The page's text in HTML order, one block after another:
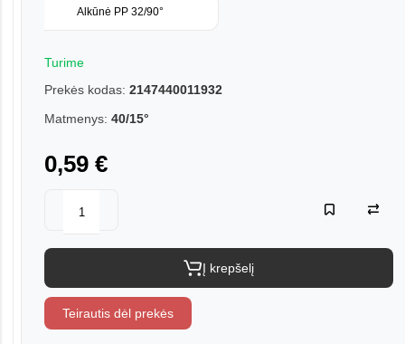
Alkūnė PP 32/90°
Turime
Prekės kodas: 2147440011932
Matmenys: 40/15°
0,59 €
Į krepšelį
Teirautis dėl prekės